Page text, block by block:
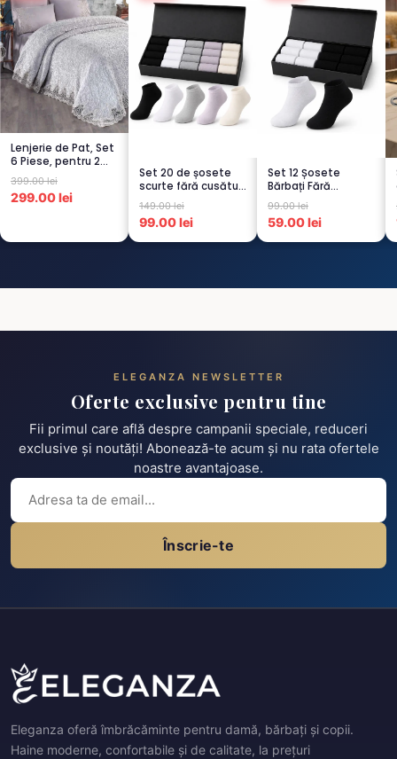
Lenjerie de Pat, Set
6 Piese, pentru 2
persoana, GRI -1...
399.00 lei
299.00 lei
Set 20 de șosete
scurte fără cusături
pentru femei – 5...
149.00 lei
99.00 lei
Set 12 Șosete
Bărbați Fără
Cusături – 6 Albe +
6 Negre...
99.00 lei
59.00 lei
ELEGANZA NEWSLETTER
Oferte exclusive pentru tine
Fii primul care află despre campanii speciale, reduceri
exclusive și noutăți! Abonează-te acum și nu rata ofertele
noastre avantajoase.
Înscrie-te
Eleganza oferă îmbrăcăminte pentru damă, bărbați și copii.
Haine moderne, confortabile și de calitate, la prețuri